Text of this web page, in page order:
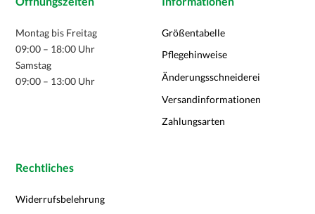
Montag bis Freitag
09:00 – 18:00 Uhr
Samstag
09:00 – 13:00 Uhr
Größentabelle
Pflegehinweise
Änderungsschneiderei
Versandinformationen
Zahlungsarten
Rechtliches
Widerrufsbelehrung